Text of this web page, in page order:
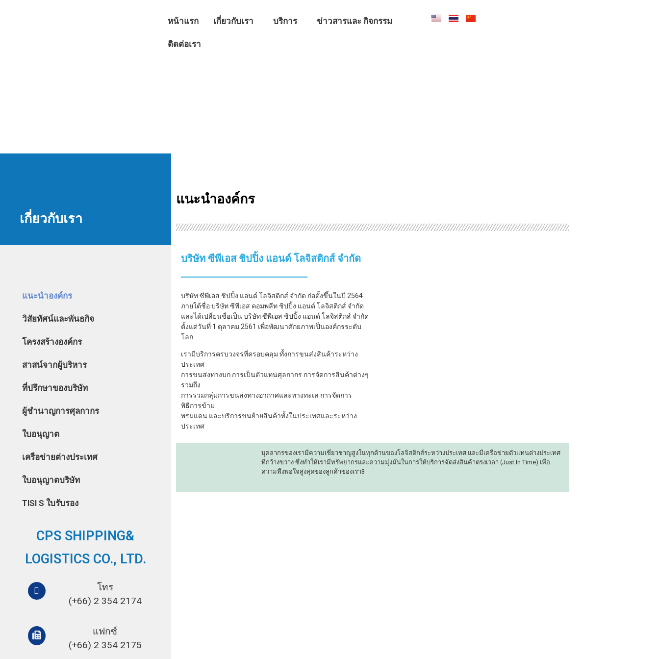
หน้าแรก เกี่ยวกับเรา บริการ ข่าวสารและ กิจกรรม
ติดต่อเรา
เกี่ยวกับเรา
แนะนำองค์กร
วิสัยทัศน์และพันธกิจ
โครงสร้างองค์กร
สาสน์จากผู้บริหาร
ที่ปรึกษาของบริษัท
ผู้ชำนาญการศุลกากร
ใบอนุญาต
เครือข่ายต่างประเทศ
ใบอนุญาตบริษัท
TISI S ใบรับรอง
CPS SHIPPING&
LOGISTICS CO., LTD.
โทร
(+66) 2 354 2174
แฟกซ์
(+66) 2 354 2175
แนะนำองค์กร
บริษัท ซีพีเอส ชิปปิ้ง แอนด์ โลจิสติกส์ จำกัด
บริษัท ซีพีเอส ชิปปิ้ง แอนด์ โลจิสติกส์ จำกัด ก่อตั้งขึ้นในปี 2564
ภายใต้ชื่อ บริษัท ซีพีเอส คอมพลีท ชิปปิ้ง แอนด์ โลจิสติกส์ จำกัด
และได้เปลี่ยนชื่อเป็น บริษัท ซีพีเอส ชิปปิ้ง แอนด์ โลจิสติกส์ จำกัด
ตั้งแต่วันที่ 1 ตุลาคม 2561 เพื่อพัฒนาศักยภาพเป็นองค์กรระดับ
โลก
เรามีบริการครบวงจรที่ครอบคลุม ทั้งการขนส่งสินค้าระหว่าง
ประเทศ
การขนส่งทางบก การเป็นตัวแทนศุลกากร การจัดการสินค้าต่างๆ
รวมถึง
การรวมกลุ่มการขนส่งทางอากาศและทางทะเล การจัดการ
พิธีการข้าม
พรมแดน และบริการขนย้ายสินค้าทั้งในประเทศและระหว่าง
ประเทศ
บุคลากรของเรามีความเชี่ยวชาญสูงในทุกด้านของโลจิสติกส์ระหว่างประเทศ และมีเครือข่ายตัวแทนต่างประเทศ
ที่กว้างขวาง ซึ่งทำให้เรามีทรัพยากรและความมุ่งมั่นในการให้บริการจัดส่งสินค้าตรงเวลา (Just In Time) เพื่อ
ความพึงพอใจสูงสุดของลูกค้าของเรา3